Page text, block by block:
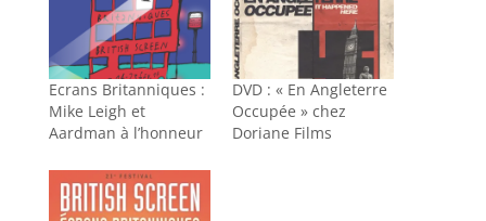
Ecrans Britanniques :
Mike Leigh et
Aardman à l’honneur
DVD : « En Angleterre
Occupée » chez
Doriane Films